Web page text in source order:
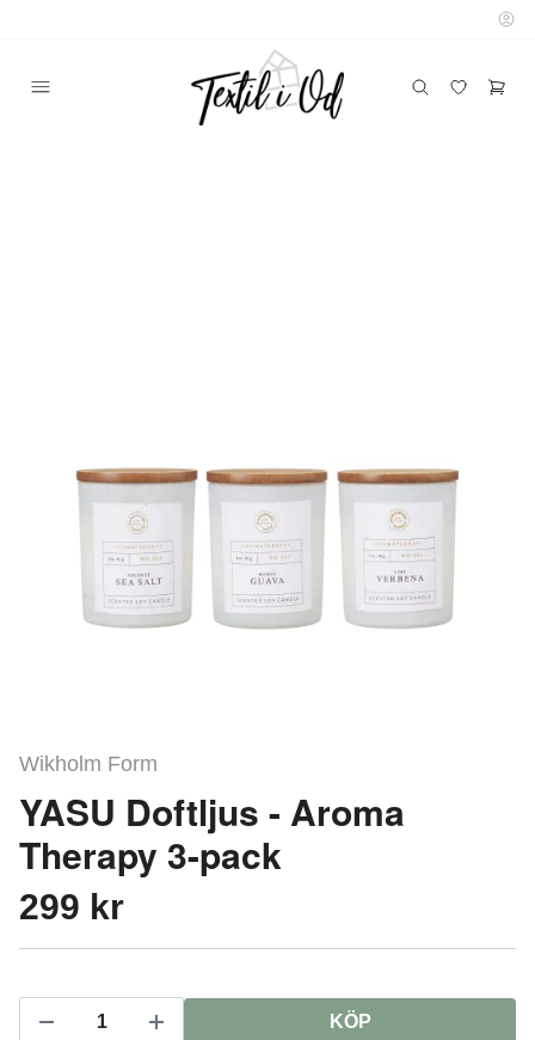
Wikholm Form
YASU Doftljus - Aroma
Therapy 3-pack
299 kr
KÖP